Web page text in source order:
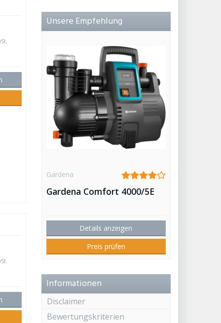
Unsere Empfehlung
Gardena
Gardena Comfort 4000/5E
Details anzeigen
Preis prüfen
Informationen
Disclaimer
Bewertungskriterien